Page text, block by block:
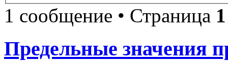
1 сообщение • Страница 1
Предельные значения